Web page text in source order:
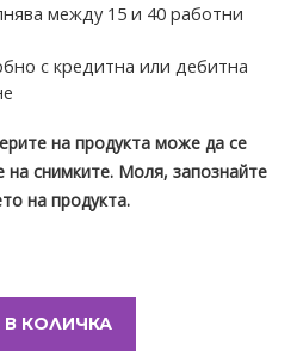
между 15 и 40 работни
с кредитна или дебитна
на продукта може да се
на снимките. Моля, запознайте
на продукта.
КОЛИЧКА